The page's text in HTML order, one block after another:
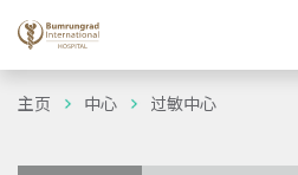
主页 中心 过敏中心